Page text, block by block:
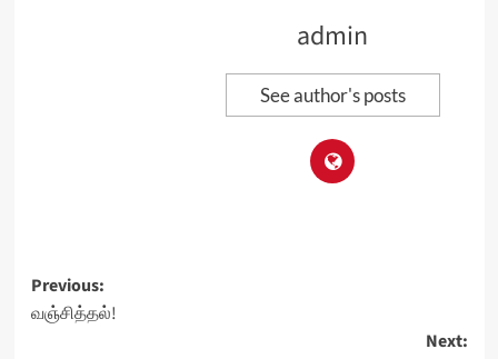
admin
See author's posts
Post
navigation
Previous:
வஞ்சித்தல்!
Next: